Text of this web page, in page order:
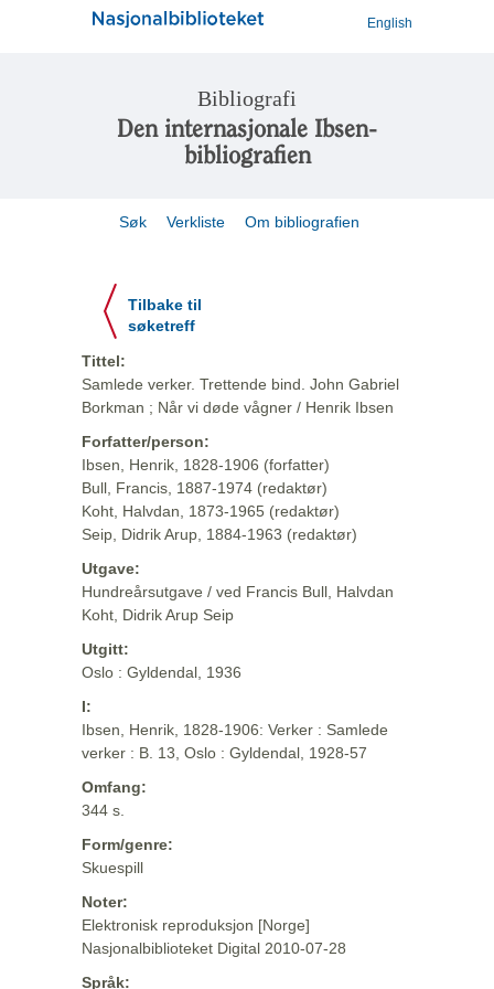
English
Bibliografi
Den internasjonale Ibsen-
bibliografien
Søk Verkliste Om bibliografien
Tilbake til
søketreff
Tittel:
Samlede verker. Trettende bind. John Gabriel
Borkman ; Når vi døde vågner / Henrik Ibsen
Forfatter/person:
Ibsen, Henrik, 1828-1906 (forfatter)
Bull, Francis, 1887-1974 (redaktør)
Koht, Halvdan, 1873-1965 (redaktør)
Seip, Didrik Arup, 1884-1963 (redaktør)
Utgave:
Hundreårsutgave / ved Francis Bull, Halvdan
Koht, Didrik Arup Seip
Utgitt:
Oslo : Gyldendal, 1936
I:
Ibsen, Henrik, 1828-1906: Verker : Samlede
verker : B. 13, Oslo : Gyldendal, 1928-57
Omfang:
344 s.
Form/genre:
Skuespill
Noter:
Elektronisk reproduksjon [Norge]
Nasjonalbiblioteket Digital 2010-07-28
Språk: